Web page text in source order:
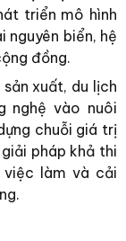
triển mô hình
nguyên biển, hệ
đồng.
xuất, du lịch
nghệ vào nuôi
chuỗi giá trị
pháp khả thi
làm và cải